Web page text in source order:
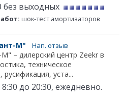
без выходных
шок-тест амортизаторов
М" Нап. отзыв
– дилерский центр Zeekr в
техническое
уста...
до 20:30, ежедневно.